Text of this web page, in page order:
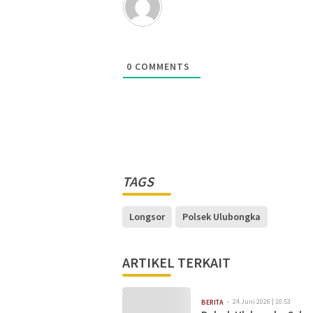
0 COMMENTS
TAGS
Longsor Polsek Ulubongka
ARTIKEL TERKAIT
BERITA 24 Juni 2026 | 10:53